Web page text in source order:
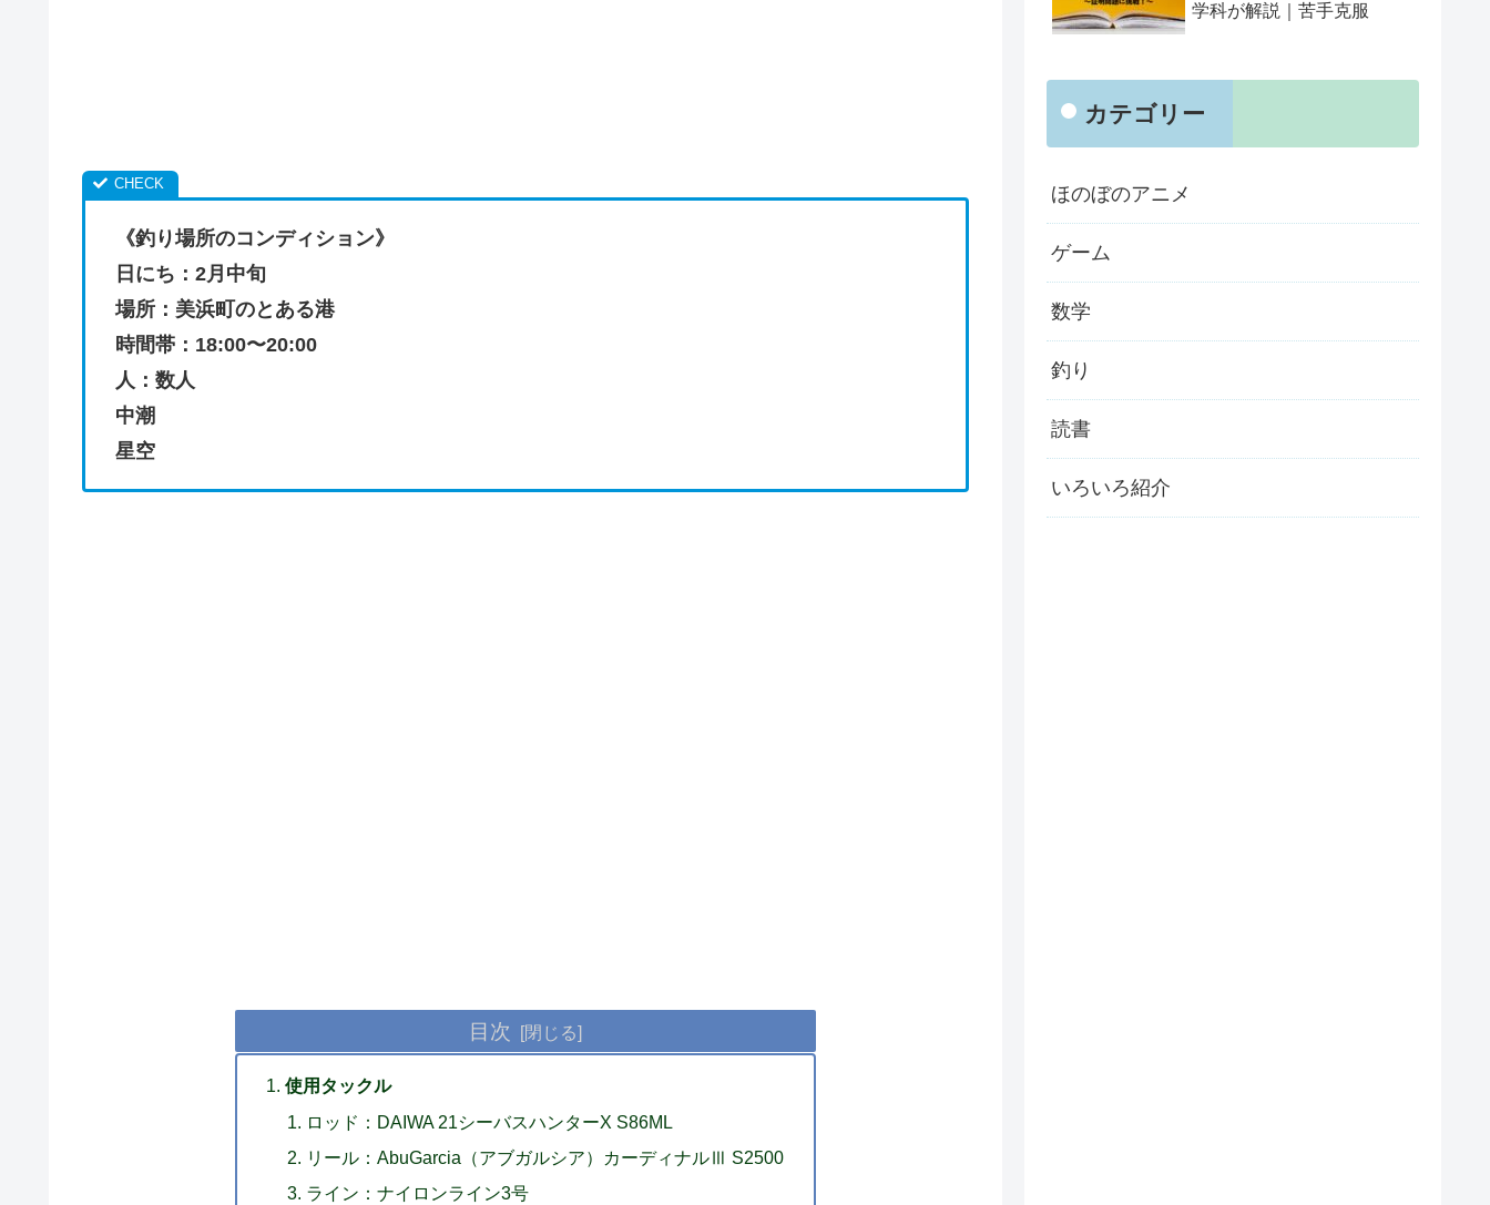
《釣り場所のコンディション》
日にち：2月中旬
場所：美浜町のとある港
時間帯：18:00〜20:00
人：数人
中潮
星空
目次
使用タックル
ロッド：DAIWA 21シーバスハンターX S86ML
リール：AbuGarcia（アブガルシア）カーディナルⅢ S2500
ライン：ナイロンライン3号
学科が解説｜苦手克服
カテゴリー
ほのぼのアニメ
ゲーム
数学
釣り
読書
いろいろ紹介